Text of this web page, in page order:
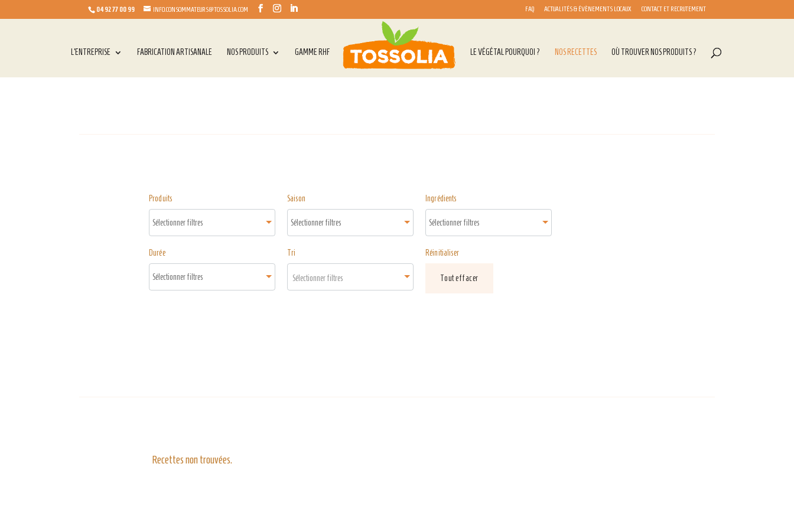
04 92 77 00 99 INFO.CONSOMMATEURS@TOSSOLIA.COM FAQ ACTUALITÉS & ÉVÈNEMENTS LOCAUX CONTACT ET RECRUTEMENT
L’ENTREPRISE FABRICATION ARTISANALE NOS PRODUITS GAMME RHF LE VÉGÉTAL POURQUOI ? NOS RECETTES OÙ TROUVER NOS PRODUITS ?
Produits Saison Ingrédients
Durée Tri
Sélectionner filtres
Réinitialiser
Tout effacer
Recettes non trouvées.